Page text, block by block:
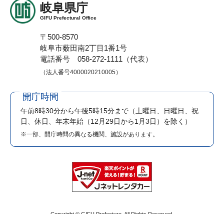
岐阜県庁
GIFU Prefectural Office
〒500-8570
岐阜市薮田南2丁目1番1号
電話番号 058-272-1111（代表）
（法人番号4000020210005）
開庁時間
午前8時30分から午後5時15分まで （土曜日、日曜日、祝
日、休日、年末年始（12月29日から1月3日）を除く）
※一部、開庁時間の異なる機関、施設があります。